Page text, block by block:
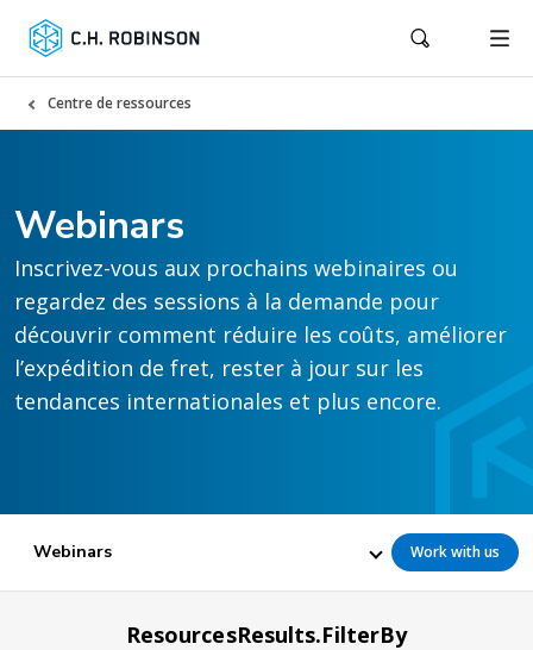
Centre de ressources
Webinars
Inscrivez-vous aux prochains webinaires ou
regardez des sessions à la demande pour
découvrir comment réduire les coûts, améliorer
l’expédition de fret, rester à jour sur les
tendances internationales et plus encore.
Webinars Work with us
ResourcesResults.FilterBy